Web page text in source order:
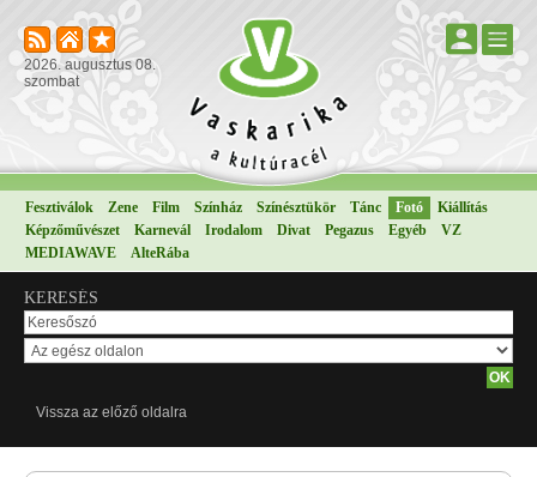
2026. augusztus 08.
szombat
Fesztiválok Zene Film Színház Színésztükör Tánc Fotó
Kiállítás
Képzőművészet
Karnevál Irodalom Divat Pegazus Egyéb
VZ
MEDIAWAVE
AlteRába
KERESÉS
Vissza az előző oldalra